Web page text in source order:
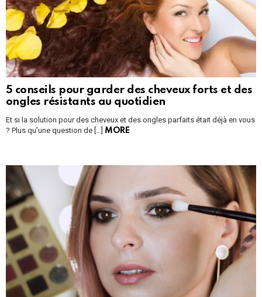
5 conseils pour garder des cheveux forts et des
ongles résistants au quotidien
Et si la solution pour des cheveux et des ongles parfaits était déjà en vous
? Plus qu’une question de […] MORE